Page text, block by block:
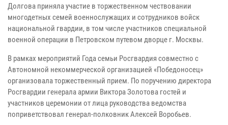
Долгова приняла участие в торжественном чествовании
многодетных семей военнослужащих и сотрудников войск
национальной гвардии, в том числе участников специальной
военной операции в Петровском путевом дворце г. Москвы.
В рамках мероприятий Года семьи Росгвардия совместно с
Автономной некоммерческой организацией «Победоносец»
организовала торжественный прием. По поручению директора
Росгвардии генерала армии Виктора Золотова гостей и
участников церемонии от лица руководства ведомства
поприветствовал генерал-полковник Алексей Воробьев.